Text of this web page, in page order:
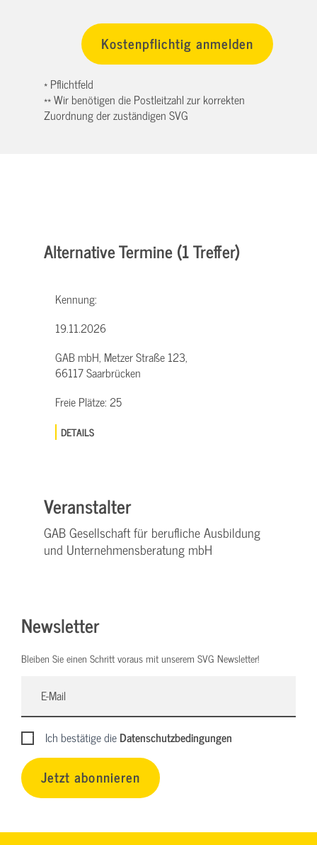
* Pflichtfeld
** Wir benötigen die Postleitzahl zur korrekten
Zuordnung der zuständigen SVG
Alternative Termine (1 Treffer)
Kennung:
19.11.2026
GAB mbH, Metzer Straße 123,
66117 Saarbrücken
Freie Plätze:25
DETAILS
Veranstalter
GAB Gesellschaft für berufliche Ausbildung
und Unternehmensberatung mbH
Newsletter
Bleiben Sie einen Schritt voraus mit unserem SVG Newsletter!
Ich bestätige dieDatenschutzbedingungen
Jetzt abonnieren